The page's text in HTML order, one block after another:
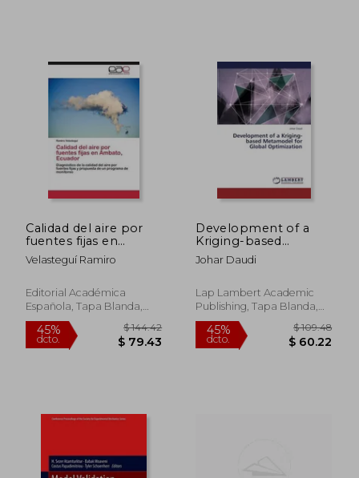
dcto. $ 63.79
45%
dcto.
Calidad del aire por
fuentes fijas en
Ambato, Ecuador
Velasteguí Ramiro
Editorial Académica
Española, Tapa Blanda,
Nuevo
Development of a
Kriging-based
Metamodel for
Global Optimization
Johar Daudi
Lap Lambert Academic
Publishing, Tapa Blanda,
Nuevo